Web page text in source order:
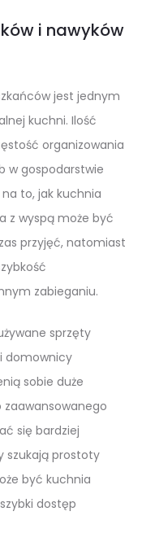
i nawyków
jest jednym
kuchni. Ilość
organizowania
w gospodarstwie
to, jak kuchnia
z wyspą może być
przyjęć, natomiast
zabieganiu.
sprzęty
domownicy
sobie duże
się bardziej
szukają prostoty
być kuchnia
dostęp